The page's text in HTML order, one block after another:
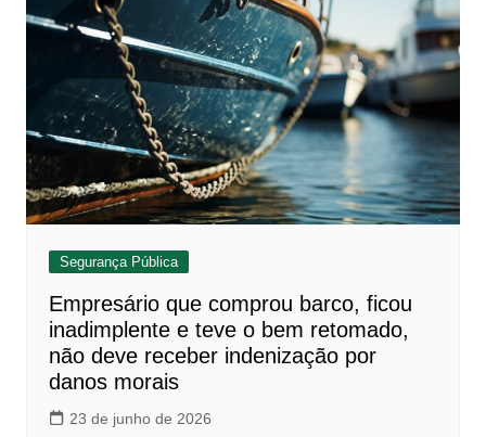
Segurança Pública
Empresário que comprou barco, ficou
inadimplente e teve o bem retomado,
não deve receber indenização por
danos morais
23 de junho de 2026